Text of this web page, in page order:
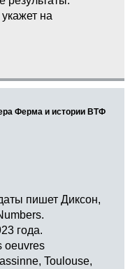
на
Ферма и истории ВТФ
пишет Диксон,
года.
oeuvres
Toulouse,